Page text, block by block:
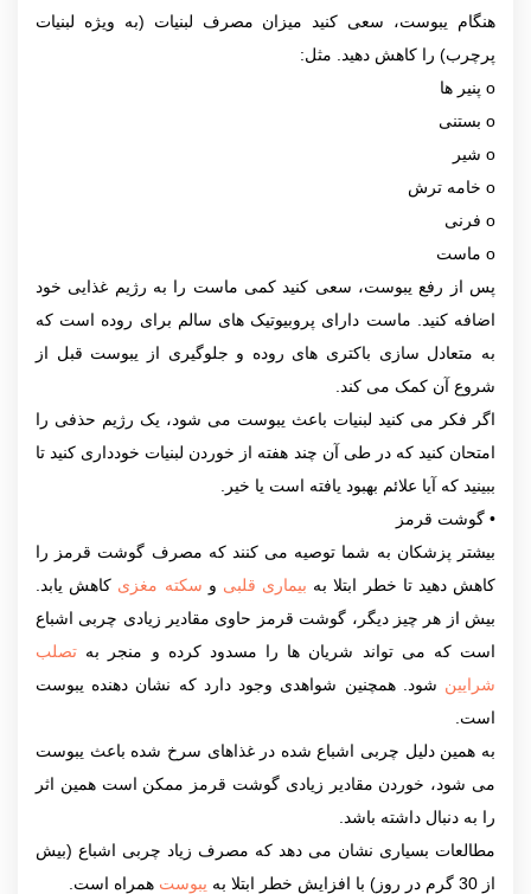
هنگام یبوست، سعی کنید میزان مصرف لبنیات (به ویژه لبنیات
پرچرب) را کاهش دهید. مثل:
o پنیر ها
o بستنی
o شیر
o خامه ترش
o فرنی
o ماست
پس از رفع یبوست، سعی کنید کمی ماست را به رژیم غذایی خود
اضافه کنید. ماست دارای پروبیوتیک های سالم برای روده است که
به متعادل سازی باکتری های روده و جلوگیری از یبوست قبل از
شروع آن کمک می کند.
اگر فکر می کنید لبنیات باعث یبوست می شود، یک رژیم حذفی را
امتحان کنید که در طی آن چند هفته از خوردن لبنیات خودداری کنید تا
ببینید که آیا علائم بهبود یافته است یا خیر.
• گوشت قرمز
بیشتر پزشکان به شما توصیه می کنند که مصرف گوشت قرمز را
کاهش دهید تا خطر ابتلا به بیماری قلبی و سکته مغزی کاهش یابد.
بیش از هر چیز دیگر، گوشت قرمز حاوی مقادیر زیادی چربی اشباع
است که می تواند شریان ها را مسدود کرده و منجر به تصلب
شرایین شود. همچنین شواهدی وجود دارد که نشان دهنده یبوست
است.
به همین دلیل چربی اشباع شده در غذاهای سرخ شده باعث یبوست
می شود، خوردن مقادیر زیادی گوشت قرمز ممکن است همین اثر
را به دنبال داشته باشد.
مطالعات بسیاری نشان می دهد که مصرف زیاد چربی اشباع (بیش
از 30 گرم در روز) با افزایش خطر ابتلا به
یبوست همراه است.